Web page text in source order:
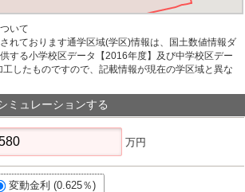
いて
れております通学区域(学区)情報は、国土数値情報ダ
する小学校区データ【2016年度】及び中学校区デー
したものですので、記載情報が現在の学区域と異な
ミュレーションする
万円
変動金利 (0.625％)